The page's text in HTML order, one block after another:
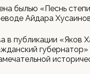
былью «Песнь
Айдара
в публикации «Яков
губернатор»